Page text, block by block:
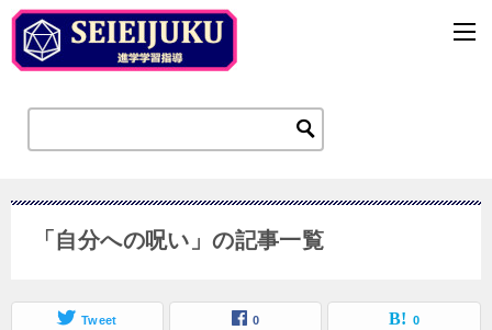
「自分への呪い」の記事一覧
Tweet 0 0